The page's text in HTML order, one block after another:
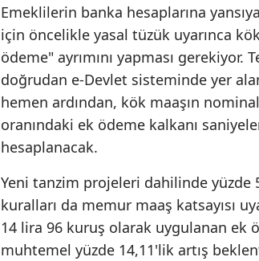
Emeklilerin banka hesaplarına
için öncelikle yasal tüzük uyarınca
ödeme" ayrımını yapması gerekiyor.
doğrudan e-Devlet sisteminde yer
hemen ardından, kök maaşın
oranındaki ek ödeme kalkanı
hesaplanacak.
Yeni tanzim projeleri dahilinde yüzde
kuralları da memur maaş katsayısı
14 lira 96 kuruş olarak uygulanan ek
muhtemel yüzde 14,11'lik artış